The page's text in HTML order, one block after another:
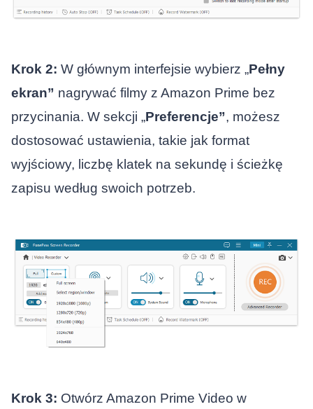
Krok 2: W głównym interfejsie wybierz „Pełny
ekran” nagrywać filmy z Amazon Prime bez
przycinania. W sekcji „Preferencje”, możesz
dostosować ustawienia, takie jak format
wyjściowy, liczbę klatek na sekundę i ścieżkę
zapisu według swoich potrzeb.
Krok 3: Otwórz Amazon Prime Video w